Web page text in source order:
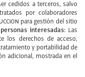
cedidos a terceros, salvo
por colaboradores
para gestión del sitio
interesadas: Las
los derechos de acceso,
y portabilidad de
adicional, mostrada en el